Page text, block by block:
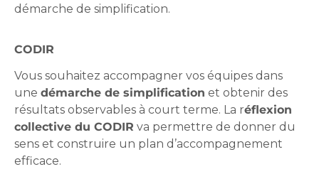
démarche de simplification.
CODIR
Vous souhaitez accompagner vos équipes dans
une démarche de simplification et obtenir des
résultats observables à court terme. La réflexion
collective du CODIR va permettre de donner du
sens et construire un plan d’accompagnement
efficace.